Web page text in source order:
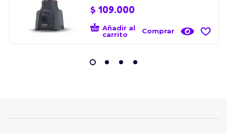
$ 109.000
Añadir al
carrito
Comprar